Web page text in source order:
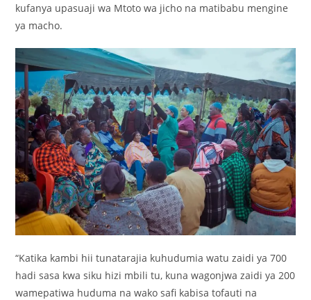
kufanya upasuaji wa Mtoto wa jicho na matibabu mengine
ya macho.
“Katika kambi hii tunatarajia kuhudumia watu zaidi ya 700
hadi sasa kwa siku hizi mbili tu, kuna wagonjwa zaidi ya 200
wamepatiwa huduma na wako safi kabisa tofauti na